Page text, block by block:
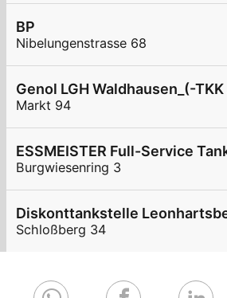
BP
Nibelungenstrasse 68
Markt 94
Burgwiesenring 3
Schloßberg 34